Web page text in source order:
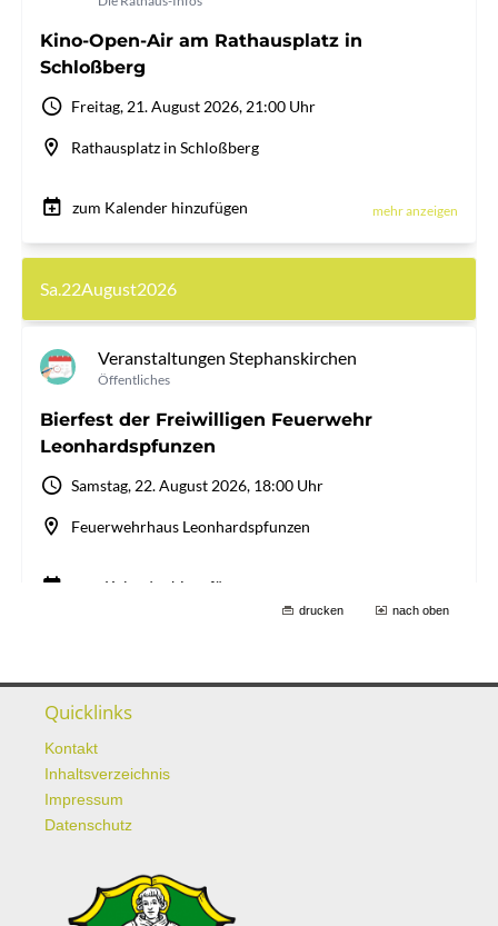
drucken nach oben
Quicklinks
Kontakt
Inhaltsverzeichnis
Impressum
Datenschutz